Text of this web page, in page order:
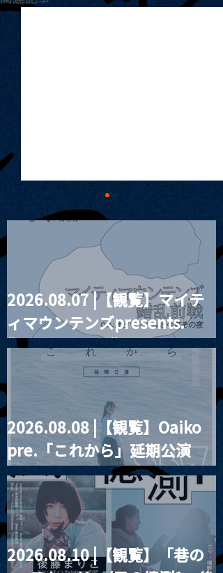
2026.06.03 |【観覧】『
月見ル怪談2026 』
2026.08.07 |【観覧】マイテ
ィマウンテンズpresents.
“HALL-IN-ONE”
2026.08.08 |【観覧】Oaiko
pre.「これから」延期公演
Blurred City Lights × 17歳
とベルリンの壁
2026.08.10 |【観覧】「巷の